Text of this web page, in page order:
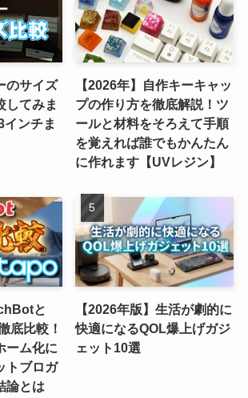
のサイズ
してみま
インチま
【2026年】自作キーキャッ
プの作り方を徹底解説！ツ
ールと材料をそろえて手順
を覚えれば誰でもかんたん
に作れます【UVレジン】
と
底比較！
ーム化に
トブロガ
論とは
【2026年版】生活が劇的に
快適になるQOL爆上げガジ
ェット10選